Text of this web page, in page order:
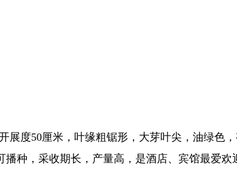
展度50厘米，叶缘粗锯形，大芽叶尖，油绿色
种，采收期长，产量高，是酒店、宾馆最爱